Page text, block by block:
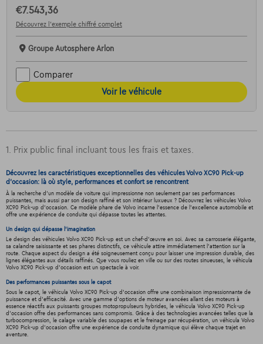
€7.543,36
Découvrez l’exemple chiffré complet
Groupe Autosphere Arlon
Comparer
Voir le véhicule
1. Prix public final incluant tous les frais et taxes.
Découvrez les caractéristiques exceptionnelles des véhicules Volvo XC90 Pick-up
d'occasion: là où style, performances et confort se rencontrent
À la recherche d'un modèle de voiture qui impressionne non seulement par ses performances
puissantes, mais aussi par son design raffiné et son intérieur luxueux ? Découvrez les véhicules Volvo
XC90 Pick-up d'occasion. Ce modèle phare de Volvo incarne l'essence de l'excellence automobile et
offre une expérience de conduite qui dépasse toutes les attentes.
Un design qui dépasse l'imagination
Le design des véhicules Volvo XC90 Pick-up est un chef-d'œuvre en soi. Avec sa carrosserie élégante,
sa calandre saisissante et ses phares distinctifs, ce véhicule attire immédiatement l'attention sur la
route. Chaque aspect du design a été soigneusement conçu pour laisser une impression durable, des
lignes élégantes aux détails raffinés. Que vous rouliez en ville ou sur des routes sinueuses, le véhicula
Volvo XC90 Pick-up d'occasion est un spectacle à voir.
Des performances puissantes sous le capot
Sous le capot, le véhicula Volvo XC90 Pick-up d'occasion offre une combinaison impressionnante de
puissance et d'efficacité. Avec une gamme d'options de moteur avancées allant des moteurs à
essence réactifs aux puissants groupes motopropulseurs hybrides, le véhicula Volvo XC90 Pick-up
d'occasion offre des performances sans compromis. Grâce à des technologies avancées telles que la
turbocompression, le calage variable des soupapes et le freinage par récupération, un véhicula Volvo
XC90 Pick-up d'occasion offre une expérience de conduite dynamique qui élève chaque trajet en
aventure.